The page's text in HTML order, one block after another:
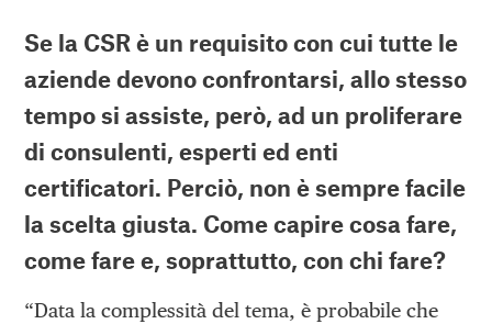
Se la CSR è un requisito con cui tutte le
aziende devono confrontarsi, allo stesso
tempo si assiste, però, ad un proliferare
di consulenti, esperti ed enti
certificatori. Perciò, non è sempre facile
la scelta giusta. Come capire cosa fare,
come fare e, soprattutto, con chi fare?
“Data la complessità del tema, è probabile che